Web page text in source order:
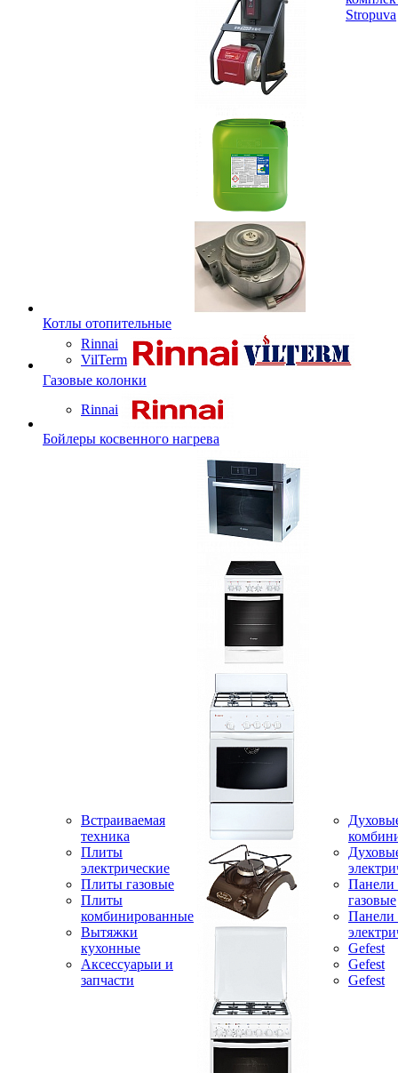
Stropuva
Котлы отопительные
Rinnai
VilTerm
Газовые колонки
Rinnai
Бойлеры косвенного нагрева
Встраиваемая
техника
Плиты
электрические
Плиты газовые
Плиты
комбинированные
Вытяжки
кухонные
Аксессуарыи и
запчасти
Панели
газовые
Панели
Gefest
Gefest
Gefest